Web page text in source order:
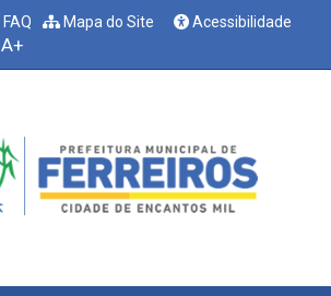
FAQ Mapa do Site
Acessibilidade
A+